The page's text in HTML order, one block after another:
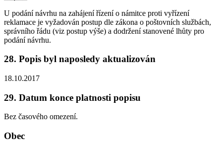
U podání návrhu na zahájení řízení o námitce proti vyřízení
reklamace je vyžadován postup dle zákona o poštovních službách,
správního řádu (viz postup výše) a dodržení stanovené lhůty pro
podání návrhu.
28. Popis byl naposledy aktualizován
18.10.2017
29. Datum konce platnosti popisu
Bez časového omezení.
Obec